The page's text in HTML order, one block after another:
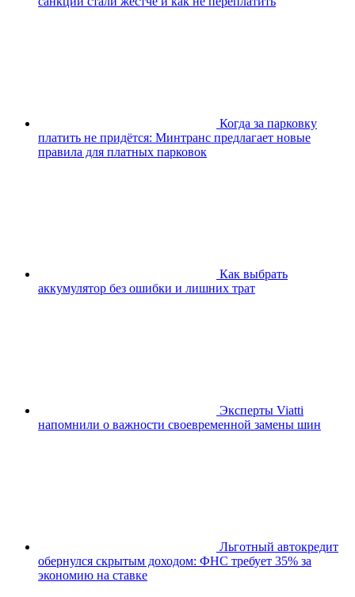
Когда за парковку
платить не придётся: Минтранс предлагает новые
правила для платных парковок
Как выбрать
аккумулятор без ошибки и лишних трат
Эксперты Viatti
напомнили о важности своевременной замены шин
Льготный автокредит
обернулся скрытым доходом: ФНС требует 35% за
экономию на ставке